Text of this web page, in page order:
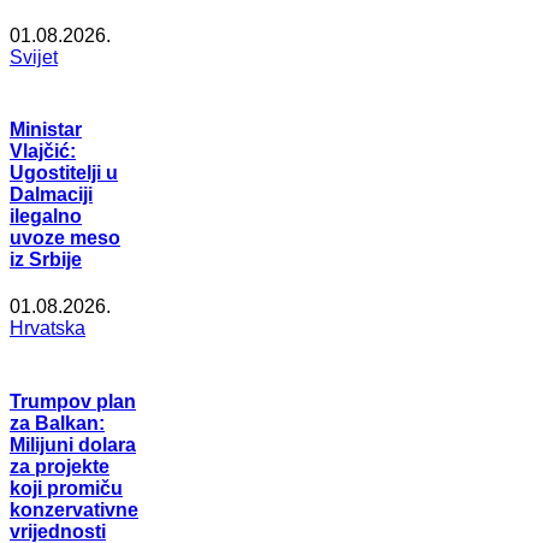
01.08.2026.
Svijet
Ministar
Vlajčić:
Ugostitelji u
Dalmaciji
ilegalno
uvoze meso
iz Srbije
01.08.2026.
Hrvatska
Trumpov plan
za Balkan:
Milijuni dolara
za projekte
koji promiču
konzervativne
vrijednosti